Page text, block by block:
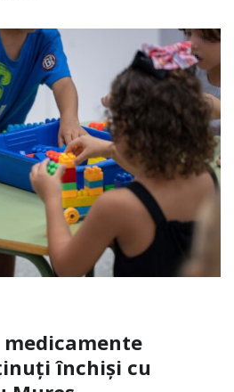
închiși cu